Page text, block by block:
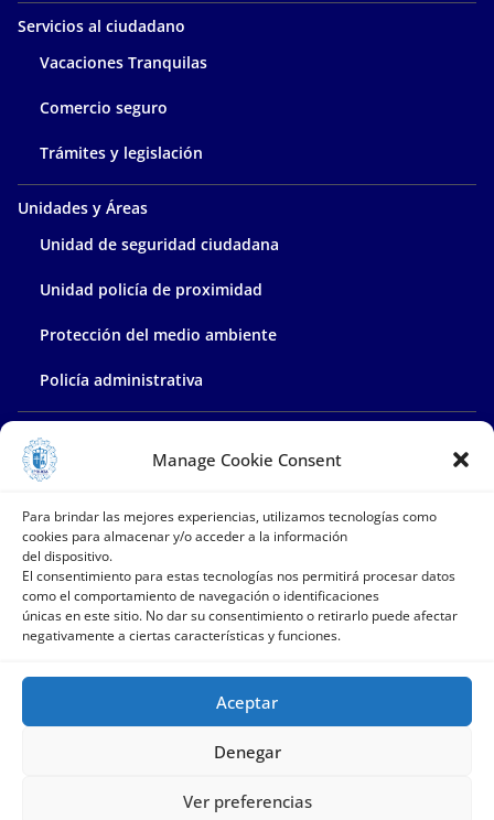
Manage Cookie Consent
Para brindar las mejores experiencias, utilizamos tecnologías como
cookies para almacenar y/o acceder a la información
del dispositivo.
El consentimiento para estas tecnologías nos permitirá procesar datos
como el comportamiento de navegación o identificaciones
únicas en este sitio. No dar su consentimiento o retirarlo puede afectar
negativamente a ciertas características y funciones.
Aceptar
Denegar
Ver preferencias
Servicios al ciudadano
Vacaciones Tranquilas
Comercio seguro
Trámites y legislación
Unidades y Áreas
Unidad de seguridad ciudadana
Unidad policía de proximidad
Protección del medio ambiente
Policía administrativa
Contacta con nosotros
Policía Local Velilla de San Antonio
los derechos reservados.